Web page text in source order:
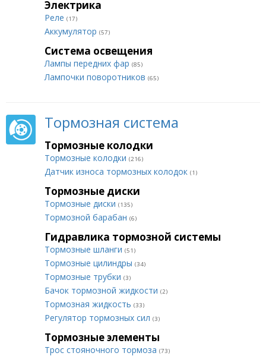
Электрика
Реле (17)
Аккумулятор (57)
Система освещения
Лампы передних фар (85)
Лампочки поворотников (65)
Тормозная система
Тормозные колодки
Тормозные колодки (216)
Датчик износа тормозных колодок (1)
Тормозные диски
Тормозные диски (135)
Тормозной барабан (6)
Гидравлика тормозной системы
Тормозные шланги (51)
Тормозные цилиндры (34)
Тормозные трубки (3)
Бачок тормозной жидкости (2)
Тормозная жидкость (33)
Регулятор тормозных сил (3)
Тормозные элементы
Трос стояночного тормоза (73)